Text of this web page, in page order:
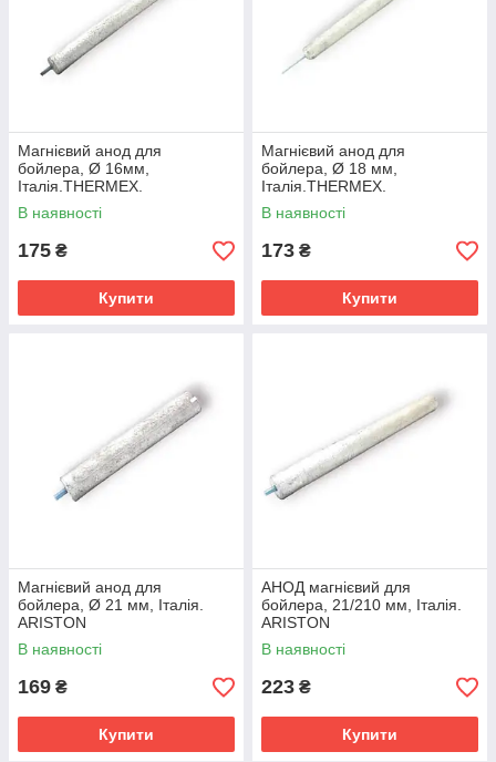
Магнієвий анод для
бойлера, Ø‎ 16мм,
Італія.THERMEX.
В наявності
175 ₴
Купити
Магнієвий анод для
бойлера, Ø‎ 18 мм,
Італія.THERMEX.
В наявності
173 ₴
Купити
Магнієвий анод для
бойлера, Ø‎ 21 мм, Італія.
ARISTON
В наявності
169 ₴
Купити
АНОД магнієвий для
бойлера, 21/210 мм, Італія.
ARISTON
В наявності
223 ₴
Купити